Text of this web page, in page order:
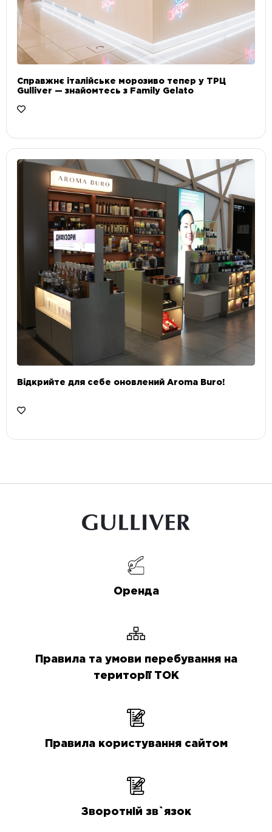
Справжнє італійське морозиво тепер у ТРЦ
Gulliver — знайомтесь з Family Gelato
Відкрийте для себе оновлений Aroma Buro! ⠀
Оренда
Правила та умови перебування на
території ТОК
Правила користування сайтом
Зворотній зв`язок